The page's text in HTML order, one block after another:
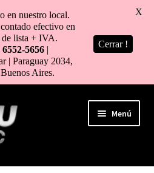
Menú
en nuestro local.
efectivo en
de lista + IVA.
5656 |
| Paraguay 2034,
Aires.
Cerrar !
X